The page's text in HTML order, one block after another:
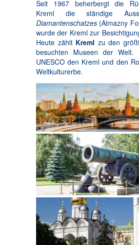
Seit 1967 beherbergt die
Kreml die ständige
Diamantenschatzes (Almazny
wurde der Kreml zur
Heute zählt Kreml zu den
besuchten Museen der Welt.
UNESCO den Kreml und den
Weltkulturerbe.